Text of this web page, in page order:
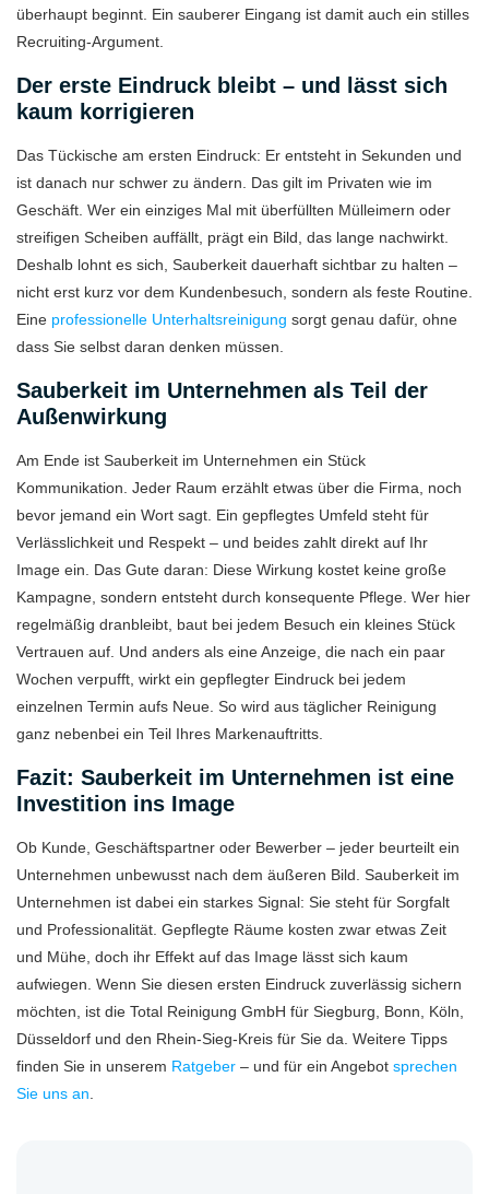
überhaupt beginnt. Ein sauberer Eingang ist damit auch ein stilles
Recruiting-Argument.
Der erste Eindruck bleibt – und lässt sich
kaum korrigieren
Das Tückische am ersten Eindruck: Er entsteht in Sekunden und
ist danach nur schwer zu ändern. Das gilt im Privaten wie im
Geschäft. Wer ein einziges Mal mit überfüllten Mülleimern oder
streifigen Scheiben auffällt, prägt ein Bild, das lange nachwirkt.
Deshalb lohnt es sich, Sauberkeit dauerhaft sichtbar zu halten –
nicht erst kurz vor dem Kundenbesuch, sondern als feste Routine.
Eine professionelle Unterhaltsreinigung sorgt genau dafür, ohne
dass Sie selbst daran denken müssen.
Sauberkeit im Unternehmen als Teil der
Außenwirkung
Am Ende ist Sauberkeit im Unternehmen ein Stück
Kommunikation. Jeder Raum erzählt etwas über die Firma, noch
bevor jemand ein Wort sagt. Ein gepflegtes Umfeld steht für
Verlässlichkeit und Respekt – und beides zahlt direkt auf Ihr
Image ein. Das Gute daran: Diese Wirkung kostet keine große
Kampagne, sondern entsteht durch konsequente Pflege. Wer hier
regelmäßig dranbleibt, baut bei jedem Besuch ein kleines Stück
Vertrauen auf. Und anders als eine Anzeige, die nach ein paar
Wochen verpufft, wirkt ein gepflegter Eindruck bei jedem
einzelnen Termin aufs Neue. So wird aus täglicher Reinigung
ganz nebenbei ein Teil Ihres Markenauftritts.
Fazit: Sauberkeit im Unternehmen ist eine
Investition ins Image
Ob Kunde, Geschäftspartner oder Bewerber – jeder beurteilt ein
Unternehmen unbewusst nach dem äußeren Bild. Sauberkeit im
Unternehmen ist dabei ein starkes Signal: Sie steht für Sorgfalt
und Professionalität. Gepflegte Räume kosten zwar etwas Zeit
und Mühe, doch ihr Effekt auf das Image lässt sich kaum
aufwiegen. Wenn Sie diesen ersten Eindruck zuverlässig sichern
möchten, ist die Total Reinigung GmbH für Siegburg, Bonn, Köln,
Düsseldorf und den Rhein-Sieg-Kreis für Sie da. Weitere Tipps
finden Sie in unserem Ratgeber – und für ein Angebot sprechen
Sie uns an